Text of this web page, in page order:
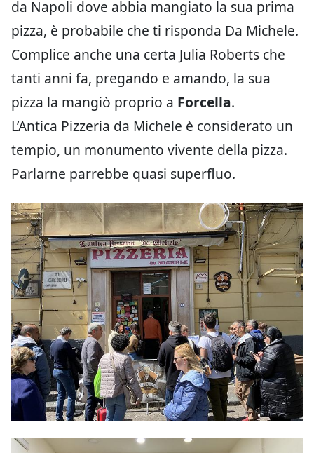
da Napoli dove abbia mangiato la sua prima
pizza, è probabile che ti risponda Da Michele.
Complice anche una certa Julia Roberts che
tanti anni fa, pregando e amando, la sua
pizza la mangiò proprio a Forcella.
L’Antica Pizzeria da Michele è considerato un
tempio, un monumento vivente della pizza.
Parlarne parrebbe quasi superfluo.